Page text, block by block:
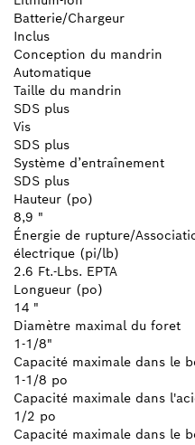
Batterie/Chargeur
Inclus
Conception du mandrin
Automatique
Taille du mandrin
SDS plus
Vis
SDS plus
Système d’entraînement
SDS plus
Hauteur (po)
8,9 "
Énergie de rupture/
électrique (pi/lb)
2.6 Ft.-Lbs. EPTA
Longueur (po)
14 "
Diamètre maximal du foret
1-1/8"
Capacité maximale dans le
1-1/8 po
Capacité maximale dans
1/2 po
Capacité maximale dans le